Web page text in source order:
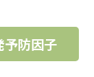
予防因子